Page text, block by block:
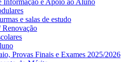
Informação e Apoio ao Aluno
e salas de estudo
Provas Finais e Exames 2025/2026